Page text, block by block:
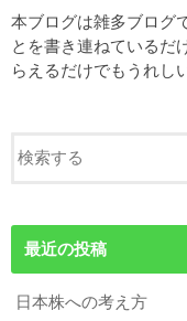
本ブログは雑多ブログ
とを書き連ねているだ
らえるだけでもうれし
最近の投稿
日本株への考え方